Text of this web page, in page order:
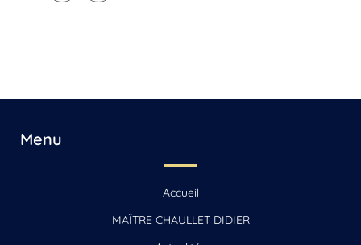
Menu
Accueil
MAÎTRE CHAULLET DIDIER